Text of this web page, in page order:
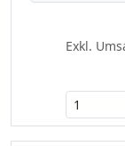
Exkl.